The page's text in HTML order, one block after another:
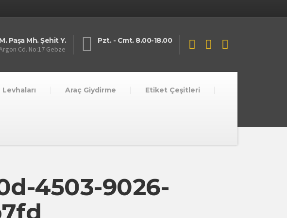
M. Paşa Mh. Şehit Y.
Cd. No:17 Gebze
Pzt. - Cmt. 8.00-18.00
Levhaları Araç Giydirme Etiket Çeşitleri
4503-9026-